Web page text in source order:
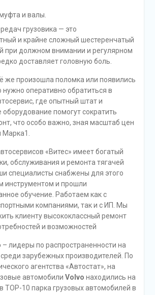
и валы.
грузовика — это
и крайне сложный шестеренчатый
при должном внимании и регулярном
доставляет головную боль.
же произошла поломка или появились
нужно оперативно обратиться в
где опытный штат и
оборудование помогут сократить
что особо важно, зная масштаб цен
Марка1.
«Витес» имеет богатый
обслуживания и ремонта тягачей
специалисты снабжены для этого
инструментом и прошли
обучение. Работаем как с
компаниями, так и с ИП. Мы
клиенту высококлассный ремонт
и возможностей
– лидеры по распространенности на
зарубежных производителей. По
агентства «Автостат», на
автомобили Volvo находились на
TOP-10 парка грузовых автомобилей в